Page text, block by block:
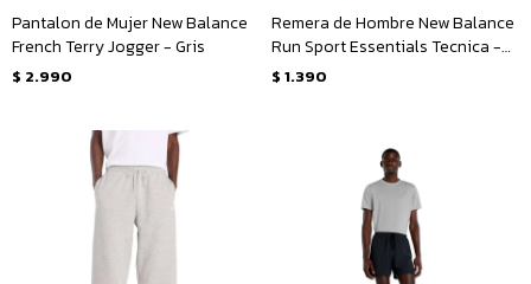
Pantalon de Mujer New Balance
French Terry Jogger - Gris
$ 2.990
Remera de Hombre New Balance
Run Sport Essentials Tecnica -
Gris
$ 1.390